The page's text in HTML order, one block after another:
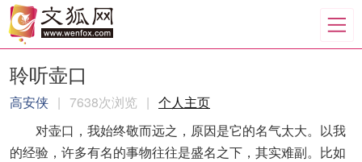
聆听壶口
高安侠 | 7638次浏览 | 个人主页
对壶口，我始终敬而远之，原因是它的名气太大。以我
的经验，许多有名的事物往往是盛名之下，其实难副。比如